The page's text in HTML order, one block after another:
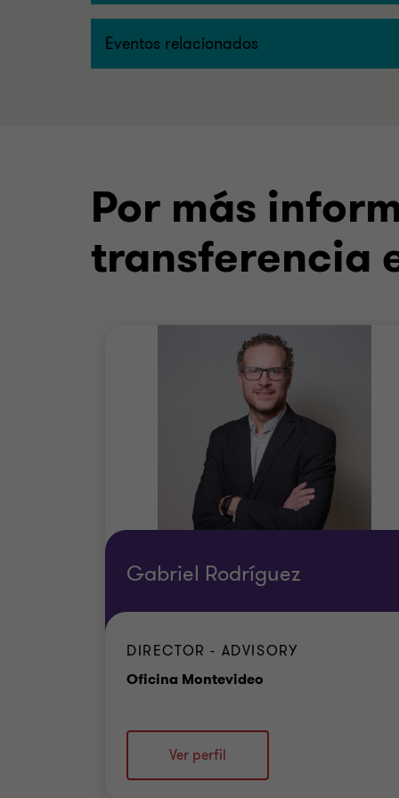
Eventos relacionados
Por más
transferencia
Gabriel Rodríguez
DIRECTOR - ADVISORY
Oficina Montevideo
Ver perfil